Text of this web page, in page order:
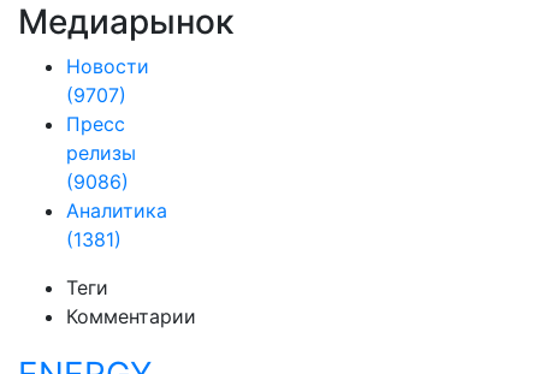
Медиарынок
Новости
(9707)
Пресс
релизы
(9086)
Аналитика
(1381)
Теги
Комментарии